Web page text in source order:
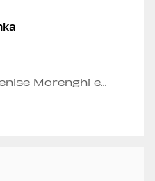
Morenghi e